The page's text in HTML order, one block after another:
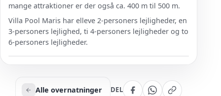
mange attraktioner er der også ca. 400 m til 500 m.
Villa Pool Maris har elleve 2-personers lejligheder, en
3-personers lejlighed, ti 4-personers lejligheder og to
6-personers lejligheder.
Alle overnatninger DEL